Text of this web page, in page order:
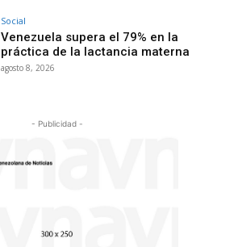
Social
Venezuela supera el 79% en la
práctica de la lactancia materna
agosto 8, 2026
- Publicidad -